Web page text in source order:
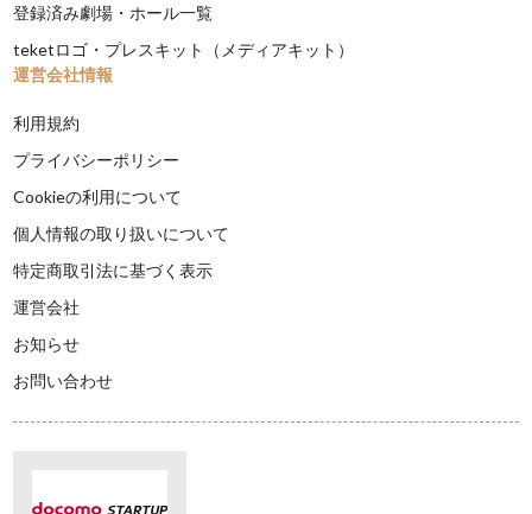
登録済み劇場・ホール一覧
teketロゴ・プレスキット（メディアキット）
運営会社情報
利用規約
プライバシーポリシー
Cookieの利用について
個人情報の取り扱いについて
特定商取引法に基づく表示
運営会社
お知らせ
お問い合わせ